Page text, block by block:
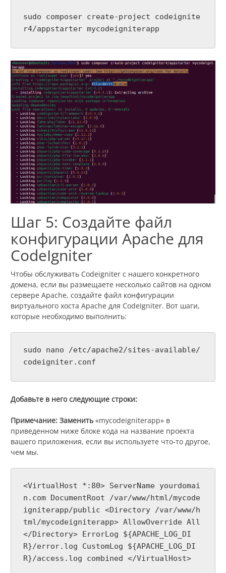
sudo composer create-project codeignite
r4/appstarter mycodeigniterapp
Шаг 5: Создайте файл
конфигурации Apache для
CodeIgniter
Чтобы обслуживать Codeigniter с нашего конкретного
домена, если вы размещаете несколько сайтов на одном
сервере Apache, создайте файл конфигурации
виртуального хоста Apache для CodeIgniter. Вот шаги,
которые необходимо выполнить:
sudo nano /etc/apache2/sites-available/
codeigniter.conf
Добавьте в него следующие строки:
Примечание: Заменить «mycodeigniterapp» в
приведенном ниже блоке кода на название проекта
вашего приложения, если вы используете что-то другое,
чем мы.
<VirtualHost *:80> ServerName yourdomai
n.com DocumentRoot /var/www/html/mycode
igniterapp/public <Directory /var/www/h
tml/mycodeigniterapp> AllowOverride All
</Directory> ErrorLog ${APACHE_LOG_DI
R}/error.log CustomLog ${APACHE_LOG_DI
R}/access.log combined </VirtualHost>